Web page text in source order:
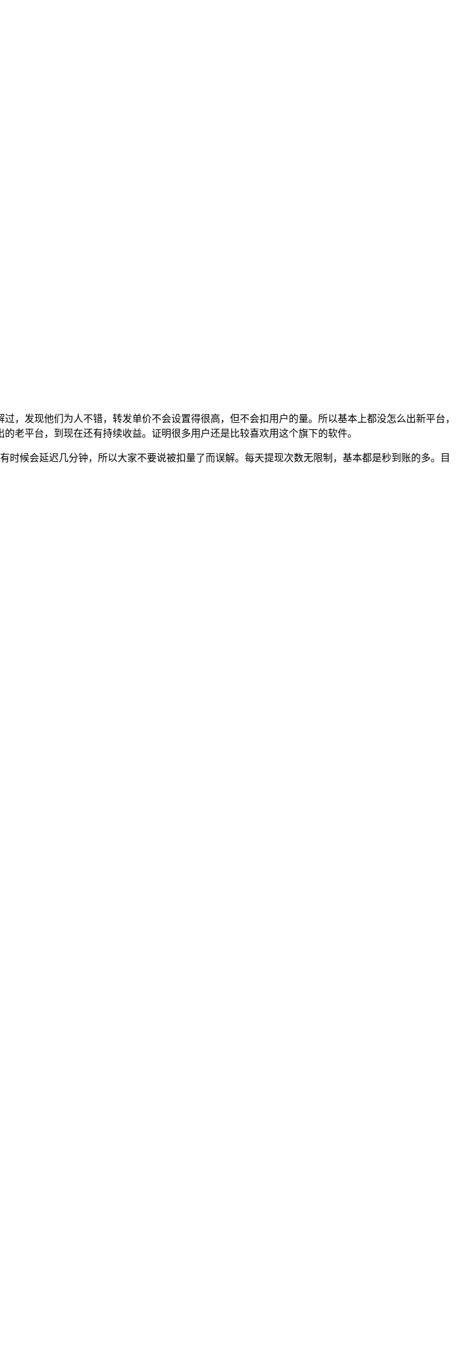
，发现他们为人不错，转发单价不会设置得很高，但不会扣用户的量。所以基本上都没怎么出新平台，
老平台，到现在还有持续收益。证明很多用户还是比较喜欢用这个旗下的软件。
候会延迟几分钟，所以大家不要说被扣量了而误解。每天提现次数无限制，基本都是秒到账的多。目